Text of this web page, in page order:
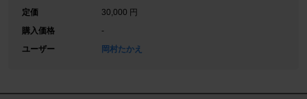
定価
30,000 円
購入価格
-
ユーザー
岡村たかえ